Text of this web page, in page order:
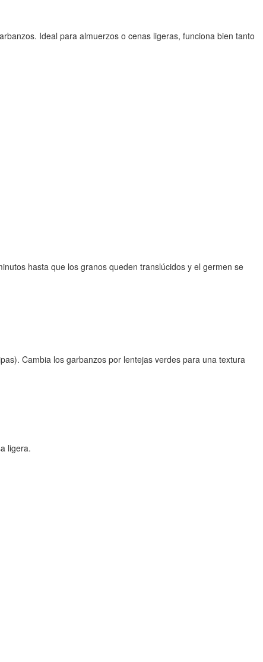
Ideal para almuerzos o cenas ligeras, funciona bien tanto
hasta que los granos queden translúcidos y el germen se
Cambia los garbanzos por lentejas verdes para una textura
ligera.